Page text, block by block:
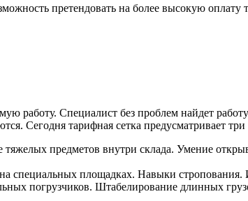
претендовать на более высокую оплату
работу. Специалист без проблем найдет
Сегодня тарифная сетка предусматривает три
предметов внутри склада. Умение
специальных площадках. Навыки
погрузчиков. Штабелирование длинных